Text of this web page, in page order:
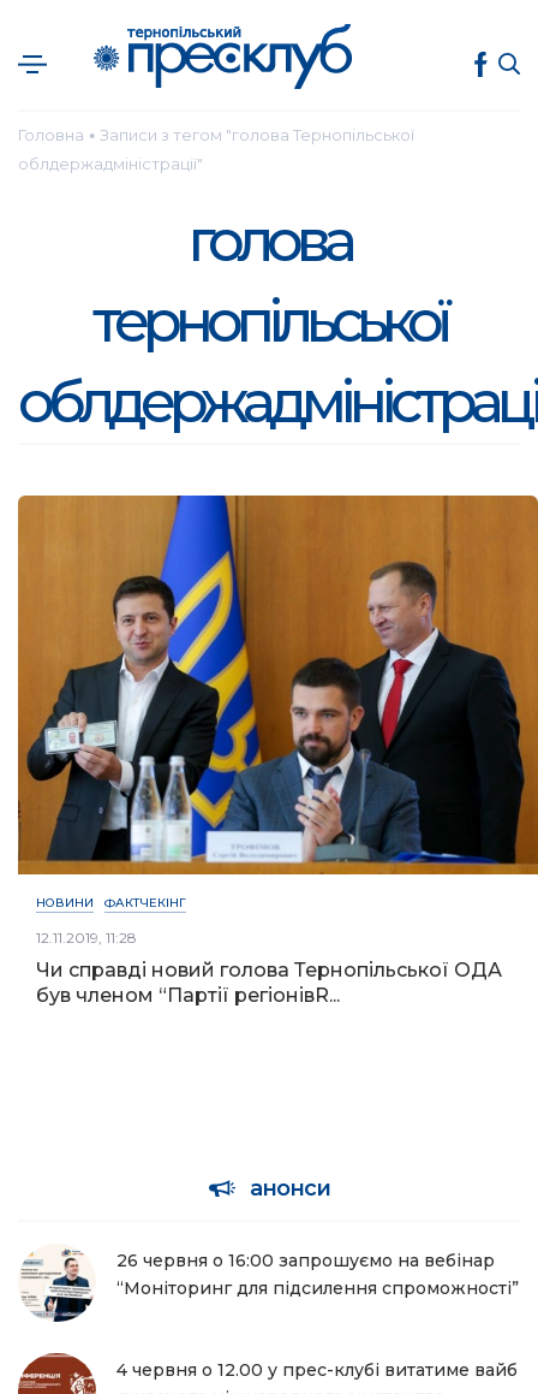
Головна ● Записи з тегом "голова Тернопільської
облдержадміністрації"
голова
тернопільської
НОВИНИ ФАКТЧЕКІНГ
12.11.2019, 11:28
Чи справді новий голова Тернопільської ОДА
був членом “Партії регіонівR...
анонси
26 червня о 16:00 запрошуємо на вебінар
“Моніторинг для підсилення спроможності”
4 червня о 12.00 у прес-клубі витатиме вайб